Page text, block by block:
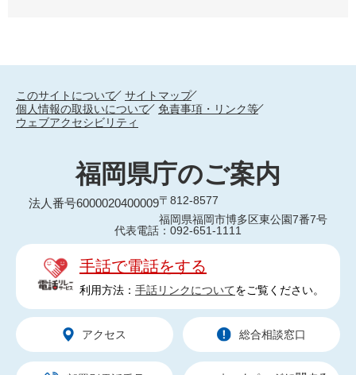
このサイトについて
サイトマップ
個人情報の取扱いについて
免責事項・リンク等
ウェブアクセシビリティ
福岡県庁のご案内
法人番号6000020400009〒812-8577
福岡県福岡市博多区東公園7番7号
代表電話：092-651-1111
手話で電話をする
利用方法： 手話リンクについてをご覧ください。
アクセス 総合相談窓口